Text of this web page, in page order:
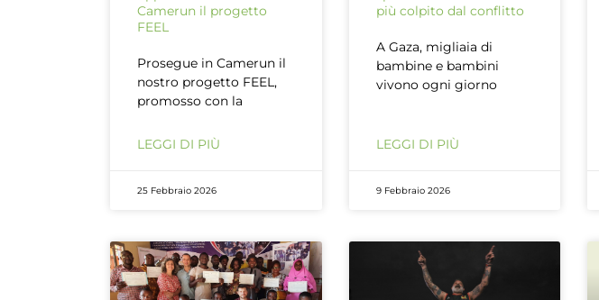
Camerun il progetto
FEEL
Prosegue in Camerun il
nostro progetto FEEL,
promosso con la
LEGGI DI PIÙ
25 Febbraio 2026
più colpito dal conflitto
A Gaza, migliaia di
bambine e bambini
vivono ogni giorno
LEGGI DI PIÙ
9 Febbraio 2026